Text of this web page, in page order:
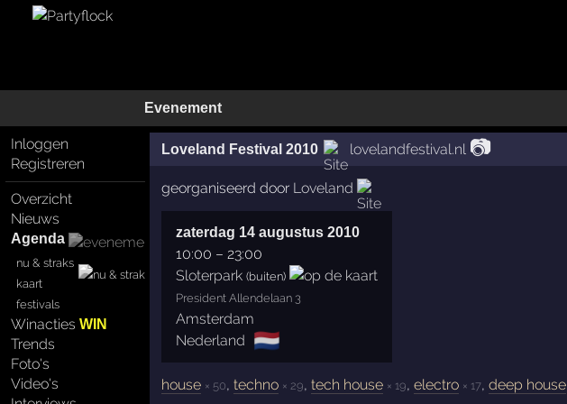
Evenement
Inloggen
Registreren
Overzicht
Nieuws
Agenda
nu & straks
kaart
festivals
WinactiesWIN
Trends
Foto's
Video's
Loveland Festival 2010 lovelandfestival.nl 📷
georganiseerd door Loveland
zaterdag 14 augustus 2010
10:00 – 23:00
Sloterpark (buiten)
President Allendelaan 3
Amsterdam
Nederland 🇳🇱
house × 50, techno × 29, tech house × 19, electro × 17, deep house